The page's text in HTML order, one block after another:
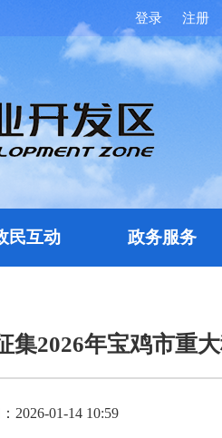
登录 注册
民互动 政务服务
集2026年宝鸡市重
2026-01-14 10:59